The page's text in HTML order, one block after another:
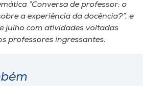
“Conversa de professor: o
a experiência da docência?”, e
julho com atividades voltadas
professores ingressantes.